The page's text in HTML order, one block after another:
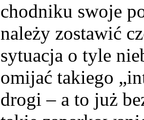
chodniku swoje
należy zostawić
sytuacja o tyle
omijać takiego
drogi – a to już